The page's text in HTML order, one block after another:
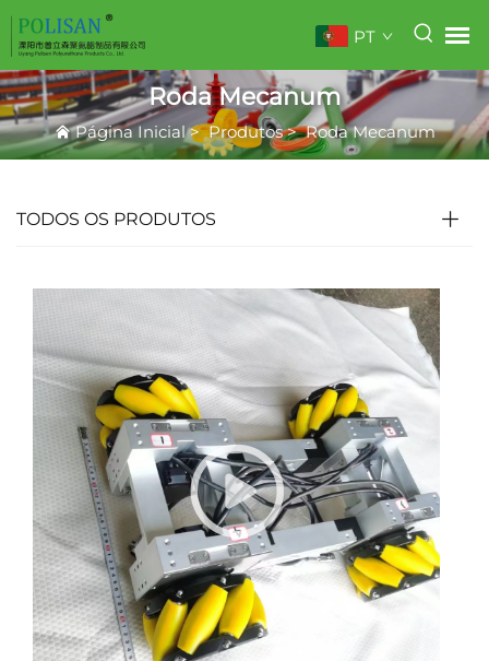
PT
Roda Mecanum
Página Inicial>Produtos>Roda Mecanum
TODOS OS PRODUTOS